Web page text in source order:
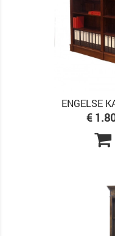
ENGELSE
Prijs
€